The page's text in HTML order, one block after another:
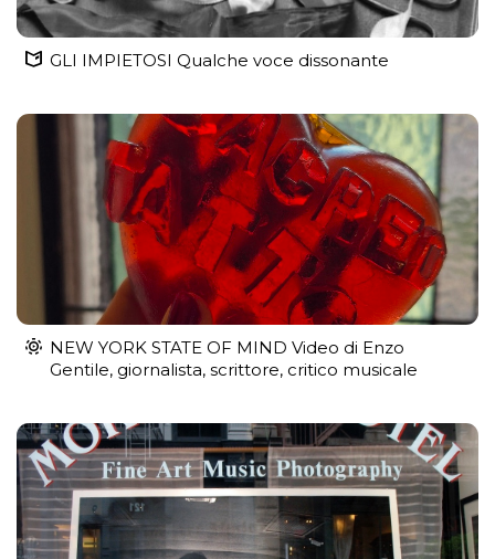
GLI IMPIETOSI Qualche voce dissonante
NEW YORK STATE OF MIND Video di Enzo
Gentile, giornalista, scrittore, critico musicale